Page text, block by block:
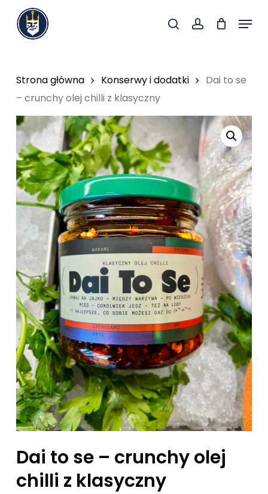
main
searchaccount
Menu
Strona główna Konserwy i dodatki
Dai to se
– crunchy olej chilli z klasyczny
Dai to se – crunchy olej
chilli z klasyczny